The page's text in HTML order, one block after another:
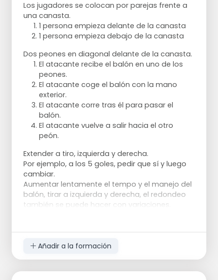
Los jugadores se colocan por parejas frente a
una canasta.
1 persona empieza delante de la canasta
1 persona empieza debajo de la canasta
Dos peones en diagonal delante de la canasta.
El atacante recibe el balón en uno de los
peones.
El atacante coge el balón con la mano
exterior.
El atacante corre tras él para pasar el
balón.
El atacante vuelve a salir hacia el otro
peón.
Extender a tiro, izquierda y derecha.
Por ejemplo, a los 5 goles, pedir que sí y luego
cambiar.
Aumentar lentamente el tempo y el manejo del
balón, tirar a izquierda y derecha, el redondeo
también se puede hacer con variaciones.
Añadir a la formación